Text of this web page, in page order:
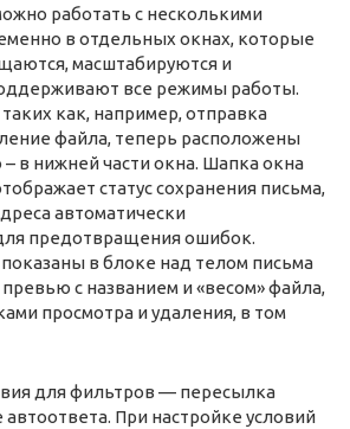
работать с несколькими
в отдельных окнах, которые
масштабируются и
все режимы работы.
как, например, отправка
файла, теперь расположены
в нижней части окна. Шапка окна
статус сохранения письма,
автоматически
предотвращения ошибок.
в блоке над телом письма
с названием и «весом» файла,
просмотра и удаления, в том
для фильтров — пересылка
автоответа. При настройке условий